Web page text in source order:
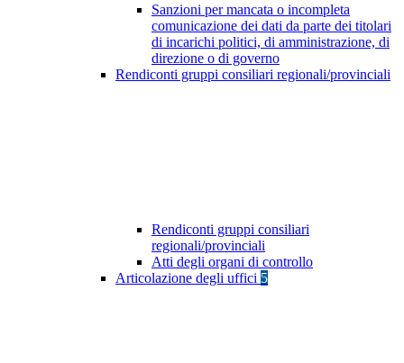
Sanzioni per mancata o incompleta
comunicazione dei dati da parte dei titolari
di incarichi politici, di amministrazione, di
direzione o di governo
Rendiconti gruppi consiliari regionali/provinciali
Rendiconti gruppi consiliari
regionali/provinciali
Atti degli organi di controllo
Articolazione degli uffici 5